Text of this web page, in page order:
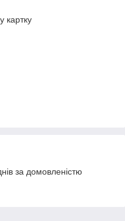
картку
за домовленістю